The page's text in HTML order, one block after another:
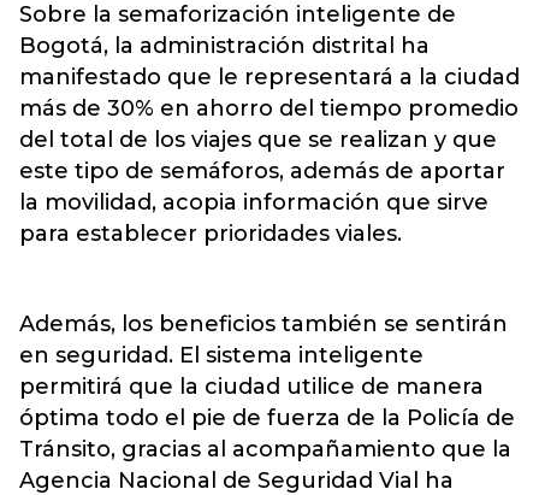
Sobre la semaforización inteligente de
Bogotá, la administración distrital ha
manifestado que le representará a la ciudad
más de 30% en ahorro del tiempo promedio
del total de los viajes que se realizan y que
este tipo de semáforos, además de aportar
la movilidad, acopia información que sirve
para establecer prioridades viales.
Además, los beneficios también se sentirán
en seguridad. El sistema inteligente
permitirá que la ciudad utilice de manera
óptima todo el pie de fuerza de la Policía de
Tránsito, gracias al acompañamiento que la
Agencia Nacional de Seguridad Vial ha